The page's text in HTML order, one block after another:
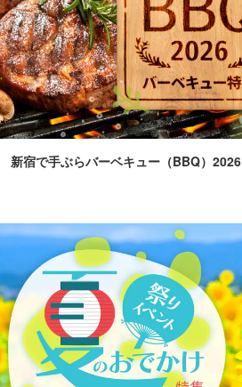
新宿で手ぶらバーベキュー（BBQ）2026